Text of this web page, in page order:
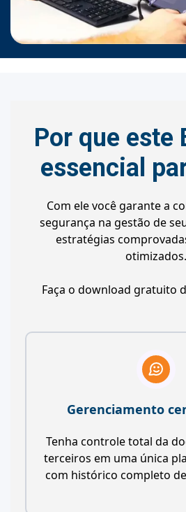
Por que este
essencial
Com ele você garante a
segurança na gestão de
estratégias
otimizados.
Faça o download gratuito
Gerenciamento
Tenha controle total da
terceiros em uma única
com histórico completo